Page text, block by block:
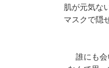
肌が元気な
マスクで隠
誰にも